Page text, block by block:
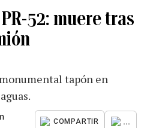
52: muere tras
tapón en
COMPARTIR ...